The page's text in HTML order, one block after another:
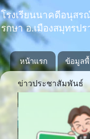
โรงเรียนนาคดีอนุสร
รกษา อ.เมืองสมุทรป
หน้าแรก ข้อมูล
ข่าวประชาสัมพันธ์